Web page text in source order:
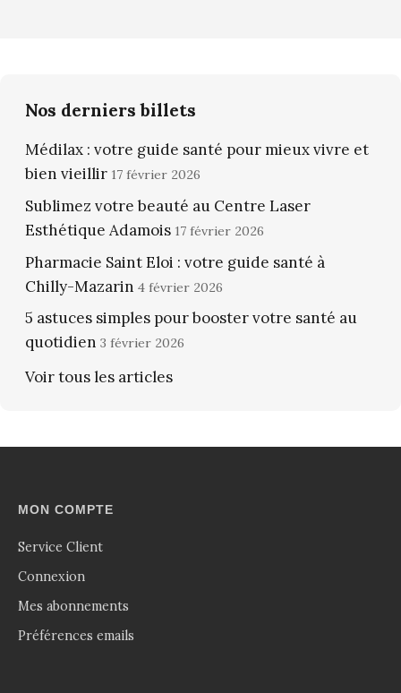
Nos derniers billets
Médilax : votre guide santé pour mieux vivre et
bien vieillir 17 février 2026
Sublimez votre beauté au Centre Laser
Esthétique Adamois 17 février 2026
Pharmacie Saint Eloi : votre guide santé à
Chilly-Mazarin 4 février 2026
5 astuces simples pour booster votre santé au
quotidien 3 février 2026
Voir tous les articles
MON COMPTE
Service Client
Connexion
Mes abonnements
Préférences emails